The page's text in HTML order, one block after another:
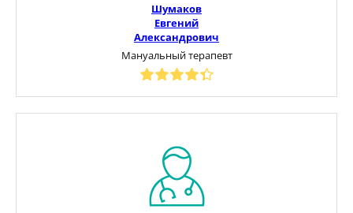
Шумаков
Евгений
Александрович
Мануальный терапевт